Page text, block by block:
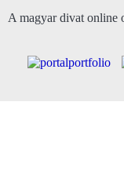
A magyar divat online